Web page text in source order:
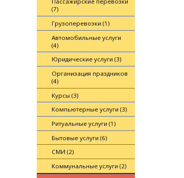
(7)
Грузоперевозки (1)
Автомобильные услуги
(4)
Юридические услуги (3)
Организация праздников
(4)
Курсы (3)
Компьютерные услуги (3)
Ритуальные услуги (1)
Бытовые услуги (6)
СМИ (2)
Коммунальные услуги (2)